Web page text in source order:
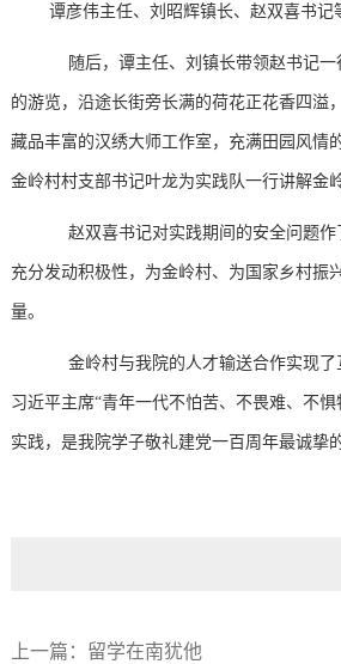
谭彦伟主任、刘昭辉镇长、赵双喜书记
随后，谭主任、刘镇长带领赵书记
的游览，沿途长街旁长满的荷花正花香四溢
藏品丰富的汉绣大师工作室，充满田园 风情
金岭村村支部书记叶龙为实践队一行讲解金
赵双喜书记对实践期间的安全问题
充分发动积极性，为金岭村、为国家乡村振
量。
金岭村与我院的人才输送合作实现
习近平主席“青年一代不怕苦、不畏难、不
实践，是我院学子敬礼建党一百周年最诚挚
上一篇： 留学在南犹他